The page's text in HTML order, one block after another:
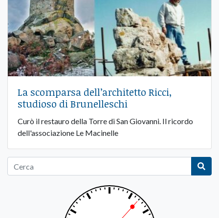
La scomparsa dell’architetto Ricci,
studioso di Brunelleschi
Curò il restauro della Torre di San Giovanni. Il ricordo
dell'associazione Le Macinelle